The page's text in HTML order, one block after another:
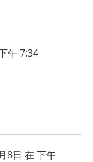
午 7:34
8日 在 下午